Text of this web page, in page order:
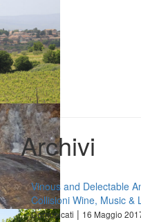
Archivi
Vinous and Delectable
Collisioni Wine, Music &
Comunicati | 16 Maggio